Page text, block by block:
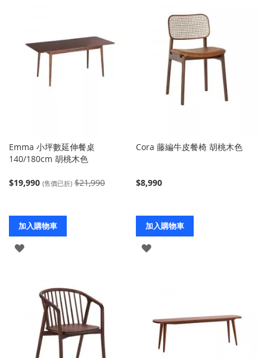
Emma 小坪數延伸餐桌
140/180cm 胡桃木色
$19,990 (售價已折) $21,990
加入購物車
登
Cora 藤編牛皮餐椅 胡桃木色
$8,990
加入購物車
登